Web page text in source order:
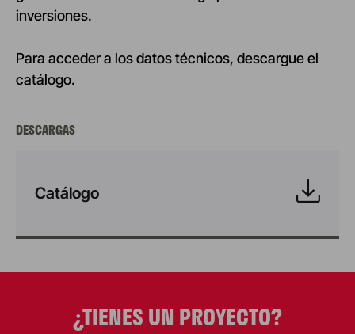
inversiones.
Para acceder a los datos técnicos, descargue el
catálogo.
DESCARGAS
Catálogo
¿TIENES UN PROYECTO?